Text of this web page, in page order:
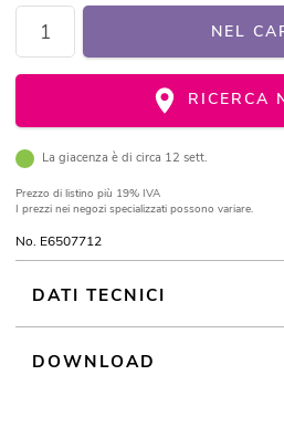
NEL
RICERCA
La giacenza è di circa 12 sett.
Prezzo di listino più 19% IVA
I prezzi nei negozi specializzati possono variare.
No. E6507712
DATI TECNICI
DOWNLOAD